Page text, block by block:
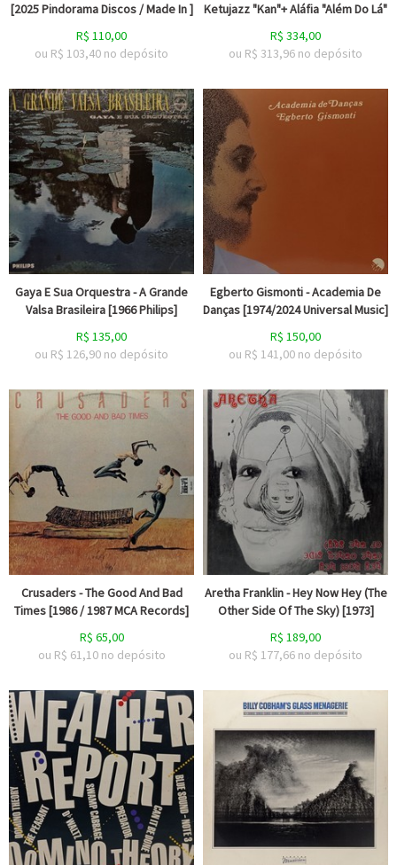
[2025 Pindorama Discos / Made In ]
R$ 110,00
ou R$ 103,40 no depósito
Ketujazz "Kan"+ Aláfia "Além Do Lá"
R$ 334,00
ou R$ 313,96 no depósito
Gaya E Sua Orquestra - A Grande
Valsa Brasileira [1966 Philips]
R$ 135,00
ou R$ 126,90 no depósito
Egberto Gismonti - Academia De
Danças [1974/2024 Universal Music]
R$ 150,00
ou R$ 141,00 no depósito
Crusaders - The Good And Bad
Times [1986 / 1987 MCA Records]
R$ 65,00
ou R$ 61,10 no depósito
Aretha Franklin - Hey Now Hey (The
Other Side Of The Sky) [1973]
R$ 189,00
ou R$ 177,66 no depósito